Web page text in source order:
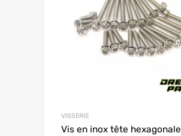
VISSERIE
Vis en inox tête hexagonale